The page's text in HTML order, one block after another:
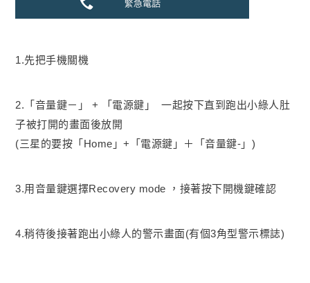
1.先把手機關機
2.「音量鍵－」 + 「 電源鍵 」 一起按下直到跑出小綠人肚
子被打開的畫面後放開
(三星的要按 「 Home 」+ 「 電源鍵 」 ＋ 「音量鍵- 」 )
3.用音量鍵選擇Recovery mode ，接著按下開機鍵確認
4.稍待後接著跑出小綠人的警示畫面(有個3角型警示標誌)